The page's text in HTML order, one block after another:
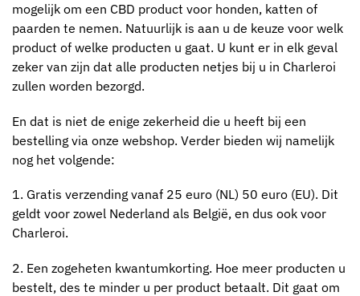
mogelijk om een CBD product voor honden, katten of
paarden te nemen. Natuurlijk is aan u de keuze voor welk
product of welke producten u gaat. U kunt er in elk geval
zeker van zijn dat alle producten netjes bij u in Charleroi
zullen worden bezorgd.
En dat is niet de enige zekerheid die u heeft bij een
bestelling via onze webshop. Verder bieden wij namelijk
nog het volgende:
1. Gratis verzending vanaf 25 euro (NL) 50 euro (EU). Dit
geldt voor zowel Nederland als België, en dus ook voor
Charleroi.
2. Een zogeheten kwantumkorting. Hoe meer producten u
bestelt, des te minder u per product betaalt. Dit gaat om